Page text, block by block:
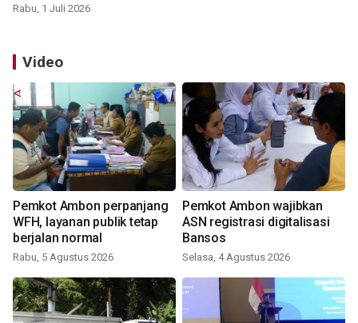
Rabu, 1 Juli 2026
Video
Pemkot Ambon perpanjang
WFH, layanan publik tetap
berjalan normal
Rabu, 5 Agustus 2026
Pemkot Ambon wajibkan
ASN registrasi digitalisasi
Bansos
Selasa, 4 Agustus 2026